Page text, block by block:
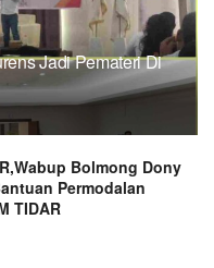
Jadi Pemateri Di
Bolmong Dony
Permodalan
TIDAR